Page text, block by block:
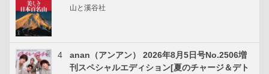
山と溪谷社
4
anan（アンアン） 2026年8月5日号No.2506増
刊スペシャルエディション[夏のチャージ＆デト